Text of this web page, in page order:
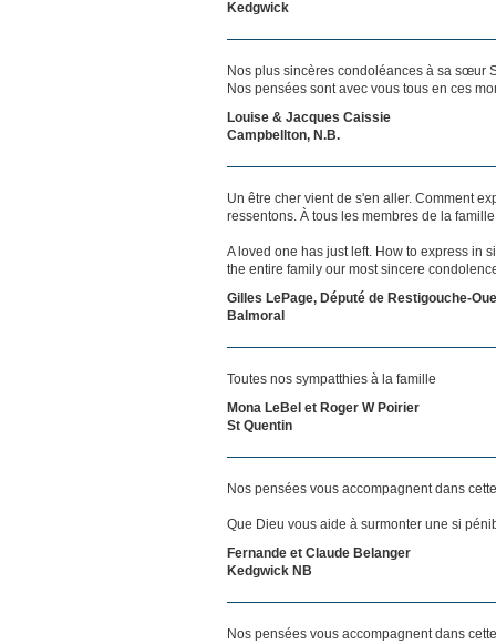
Kedgwick
Nos plus sincères condoléances à sa sœur
Nos pensées sont avec vous tous en ces
Louise & Jacques Caissie
Campbellton, N.B.
Un être cher vient de s'en aller. Comment
ressentons. À tous les membres de la
A loved one has just left. How to express in
the entire family our most sincere
Gilles LePage, Député de Restigouche-
Balmoral
Toutes nos sympatthies à la famille
Mona LeBel et Roger W Poirier
St Quentin
Nos pensées vous accompagnent dans
Que Dieu vous aide à surmonter une si
Fernande et Claude Belanger
Kedgwick NB
Nos pensées vous accompagnent dans